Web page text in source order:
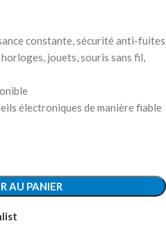
constante, sécurité anti-fuites
jouets, souris sans fil,
électroniques de manière fiable
AU PANIER